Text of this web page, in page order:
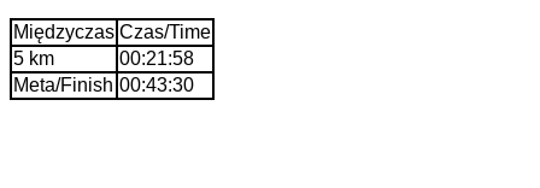
Międzyczas Czas/Time
5 km
00:21:58
Meta/Finish 00:43:30